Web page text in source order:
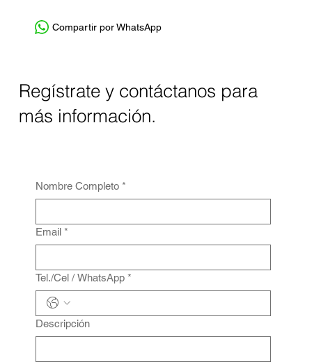
Compartir por WhatsApp
Regístrate y contáctanos para
más información.
Nombre Completo *
Email *
Tel./Cel / WhatsApp *
Descripción